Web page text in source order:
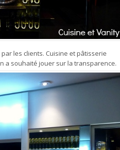
les clients. Cuisine et pâtisserie
a souhaité jouer sur la transparence.